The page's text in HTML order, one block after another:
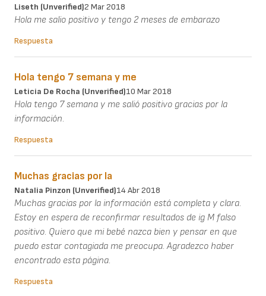
Liseth (unverified)2 Mar 2018
Hola me salio positivo y tengo 2 meses de embarazo
Respuesta
Hola tengo 7 semana y me
Leticia De Rocha (unverified)10 Mar 2018
Hola tengo 7 semana y me salió positivo gracias por la
información.
Respuesta
Muchas gracias por la
Natalia Pinzon (unverified)14 Abr 2018
Muchas gracias por la información está completa y clara.
Estoy en espera de reconfirmar resultados de ig M falso
positivo. Quiero que mi bebé nazca bien y pensar en que
puedo estar contagiada me preocupa. Agradezco haber
encontrado esta página.
Respuesta